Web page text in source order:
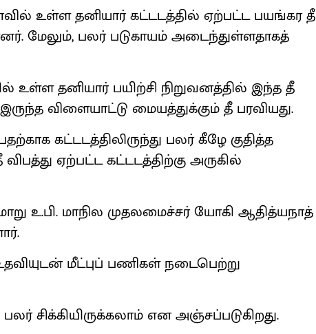
உள்ள தனியார் கட்டடத்தில் ஏற்பட்ட பயங்கர தீ
மேலும், பலர் படுகாயம் அடைந்துள்ளதாகத்
உள்ள தனியார் பயிற்சி நிறுவனத்தில் இந்த தீ
விளையாட்டு மையத்துக்கும் தீ பரவியது.
கட்டடத்திலிருந்து பலர் கீழே குதித்த
ஏற்பட்ட கட்டடத்திற்கு அருகில்
உ.பி. மாநில முதலமைச்சர் யோகி ஆதித்யநாத்
மீட்புப் பணிகள் நடைபெற்று
சிக்கியிருக்கலாம் என அஞ்சப்படுகிறது.